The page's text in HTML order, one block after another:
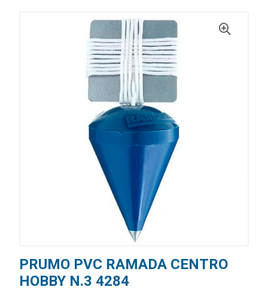
PRUMO PVC RAMADA CENTRO
HOBBY N.3 4284